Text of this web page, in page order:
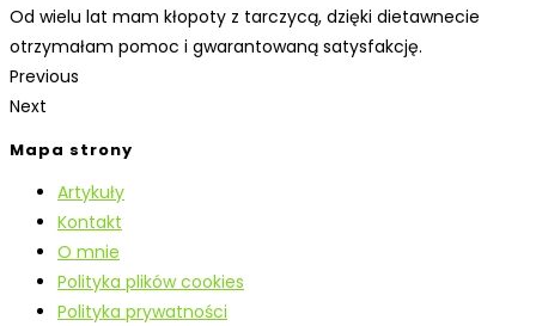
Od wielu lat mam kłopoty z tarczycą, dzięki dietawnecie
otrzymałam pomoc i gwarantowaną satysfakcję.
Previous
Next
Mapa strony
Artykuły
Kontakt
O mnie
Polityka plików cookies
Polityka prywatności